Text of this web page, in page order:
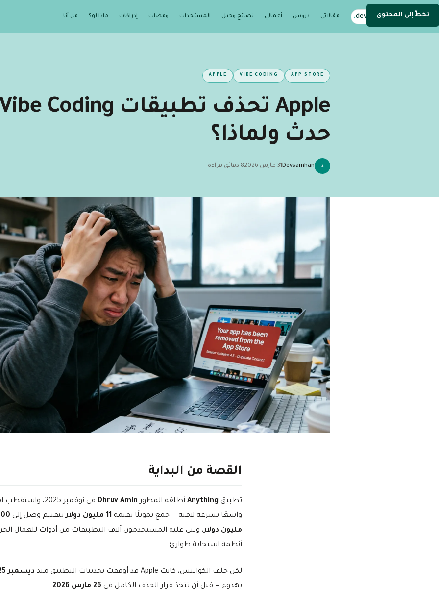
تخطَّ إلى المحتوى
DEV
devsamhan
. مقالاتي دروس أعمالي نصائح وحيل المستجدات ومضات إدراكات ماذا لو؟ من أنا
APP STORE
VIBE CODING
APPLE
حدث ولماذا؟
د Devsamhan31 مارس 2026 8 دقائق قراءة
القصة من البداية
تطبيق Anything أطلقه المطور Dhruv Amin
في نوفمبر 2025،
واسعًا بسرعة لافتة — جمع تمويلًا بقيمة 11 مليون دولار بتقييم وصل إلى
مليون دولار، وبنى عليه المستخدمون آلاف التطبيقات من أدوات للعمال
أنظمة استجابة طوارئ.
لكن خلف الكواليس، كانت Apple قد أوقفت تحديثات التطبيق منذ
ديسمبر 2025
بهدوء — قبل أن تتخذ قرار الحذف الكامل في 26 مارس 2026 .